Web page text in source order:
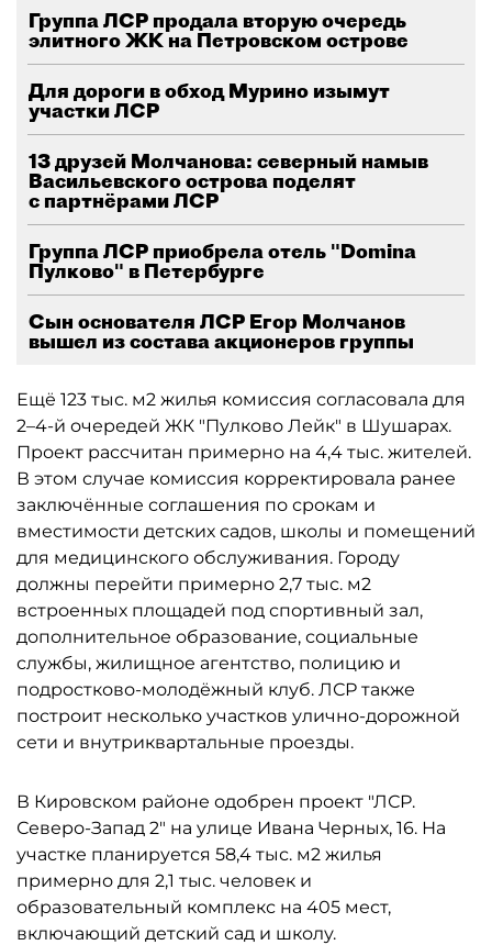
Группа ЛСР продала вторую очередь
элитного ЖК на Петровском острове
Для дороги в обход Мурино изымут
участки ЛСР
13 друзей Молчанова: северный намыв
Васильевского острова поделят
с партнёрами ЛСР
Группа ЛСР приобрела отель "Domina
Пулково" в Петербурге
Сын основателя ЛСР Егор Молчанов
вышел из состава акционеров группы
Ещё 123 тыс. м2 жилья комиссия согласовала для
2–4-й очередей ЖК "Пулково Лейк" в Шушарах.
Проект рассчитан примерно на 4,4 тыс. жителей.
В этом случае комиссия корректировала ранее
заключённые соглашения по срокам и
вместимости детских садов, школы и помещений
для медицинского обслуживания. Городу
должны перейти примерно 2,7 тыс. м2
встроенных площадей под спортивный зал,
дополнительное образование, социальные
службы, жилищное агентство, полицию и
подростково-молодёжный клуб. ЛСР также
построит несколько участков улично-дорожной
сети и внутриквартальные проезды.
В Кировском районе одобрен проект "ЛСР.
Северо-Запад 2" на улице Ивана Черных, 16. На
участке планируется 58,4 тыс. м2 жилья
примерно для 2,1 тыс. человек и
образовательный комплекс на 405 мест,
включающий детский сад и школу.